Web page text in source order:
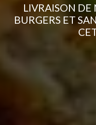
LIVRAISON DE
BURGERS ET